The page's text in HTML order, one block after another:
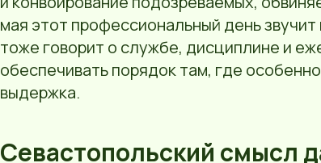
мая этот профессиональный день
тоже говорит о службе, дисциплине и
обеспечивать порядок там, где
выдержка.
Севастопольский смысл